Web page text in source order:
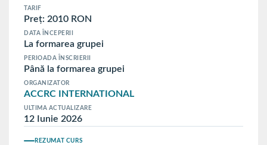
TARIF
Preț: 2010 RON
DATA ÎNCEPERII
La formarea grupei
PERIOADA ÎNSCRIERII
Până la formarea grupei
ORGANIZATOR
ACCRC INTERNATIONAL
ULTIMA ACTUALIZARE
12 Iunie 2026
REZUMAT CURS